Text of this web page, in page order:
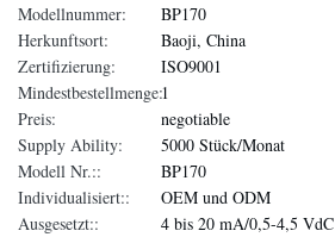
Modellnummer:
BP170
Herkunftsort:
Baoji, China
Zertifizierung:
ISO9001
Mindestbestellmenge:1
Preis:
negotiable
Supply Ability:
5000 Stück/Monat
Modell Nr.::
BP170
Individualisiert::
OEM und ODM
Ausgesetzt::
4 bis 20 mA/0,5-4,5 VdC